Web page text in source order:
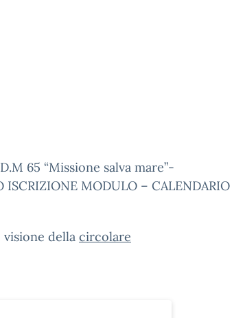
65 “Missione salva mare”-
ISCRIZIONE MODULO – CALENDARIO
della circolare